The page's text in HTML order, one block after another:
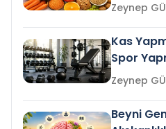
Kas
Spor
Beyni